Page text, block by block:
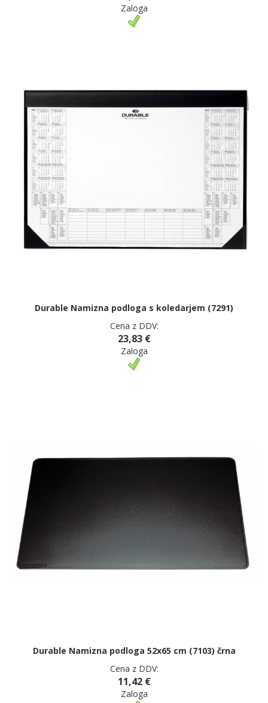
Zaloga
Durable Namizna podloga s koledarjem (7291)
Cena z DDV:
23,83 €
Zaloga
Durable Namizna podloga 52x65 cm (7103) črna
Cena z DDV:
11,42 €
Zaloga